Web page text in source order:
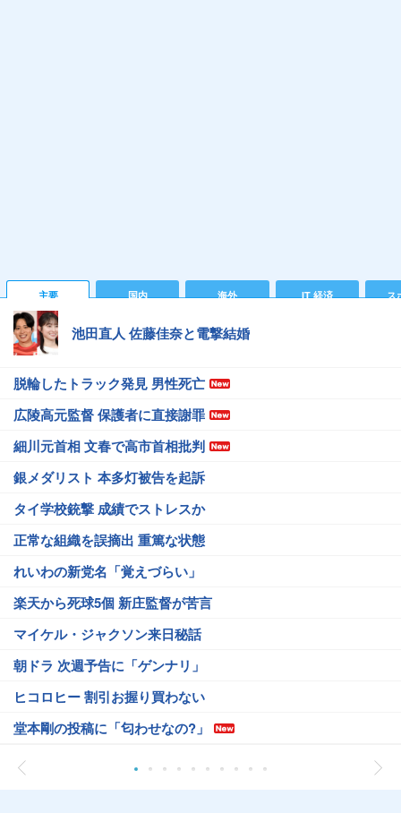
主要 国内 海外 IT 経済 ス
池田直人 佐藤佳奈と電撃結婚
脱輪したトラック発見 男性死亡
広陵高元監督 保護者に直接謝罪
細川元首相 文春で高市首相批判
銀メダリスト 本多灯被告を起訴
タイ学校銃撃 成績でストレスか
正常な組織を誤摘出 重篤な状態
れいわの新党名「覚えづらい」
楽天から死球5個 新庄監督が苦言
マイケル・ジャクソン来日秘話
朝ドラ 次週予告に「ゲンナリ」
ヒコロヒー 割引お握り買わない
堂本剛の投稿に「匂わせなの?」